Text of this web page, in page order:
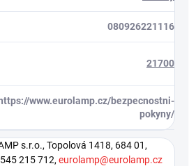
080926221116
21700
https://www.eurolamp.cz/bezpecnostni-
pokyny/
s.r.o., Topolová 1418, 684 01,
215 712, eurolamp@eurolamp.cz